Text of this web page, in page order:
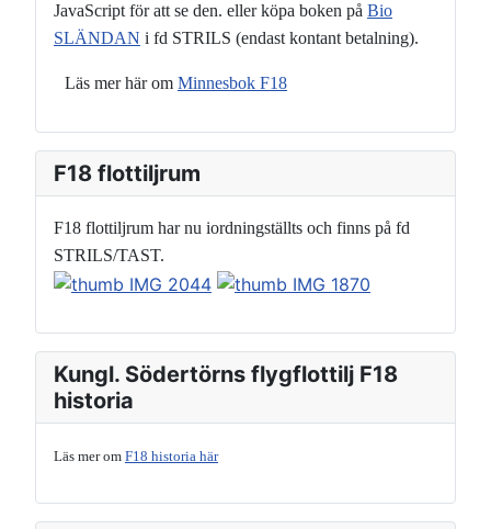
JavaScript för att se den. eller köpa boken på Bio
SLÄNDAN i fd STRILS (endast kontant betalning).
Läs mer här om Minnesbok F18
F18 flottiljrum
F18 flottiljrum har nu iordningställts och finns på fd
STRILS/TAST.
Kungl. Södertörns flygflottilj F18
historia
Läs mer om F18 historia här